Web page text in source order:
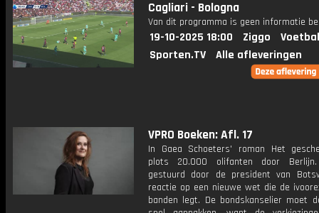
Cagliari - Bologna
Van dit programma is geen informatie
19-10-2025 18:00 Ziggo
Sporten.TV
Alle afleveringen
VPRO Boeken: Afl. 17
In Gaea Schoeters' roman Het
plots 20.000 olifanten door
gestuurd door de president van
reactie op een nieuwe wet die de
banden legt. De bondskanselier moet